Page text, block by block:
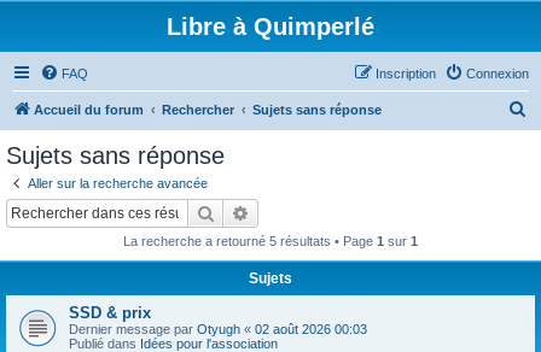
Libre à Quimperlé
FAQ Connexion
Inscription
Accueil du forum Rechercher Sujets sans réponse
Sujets sans réponse
Aller sur la recherche avancée
Rechercher
La recherche a retourné 5 résultats • Page 1 sur 1
Sujets
SSD & prix
Dernier message par Otyugh « 02 août 2026 00:03
Publié dans Idées pour l'association